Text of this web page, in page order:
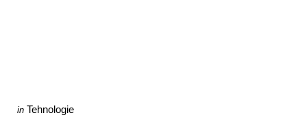
Categories
Posted
in Tehnologie